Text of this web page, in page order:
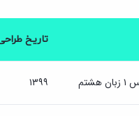
تاریخ
۱۳۹۹